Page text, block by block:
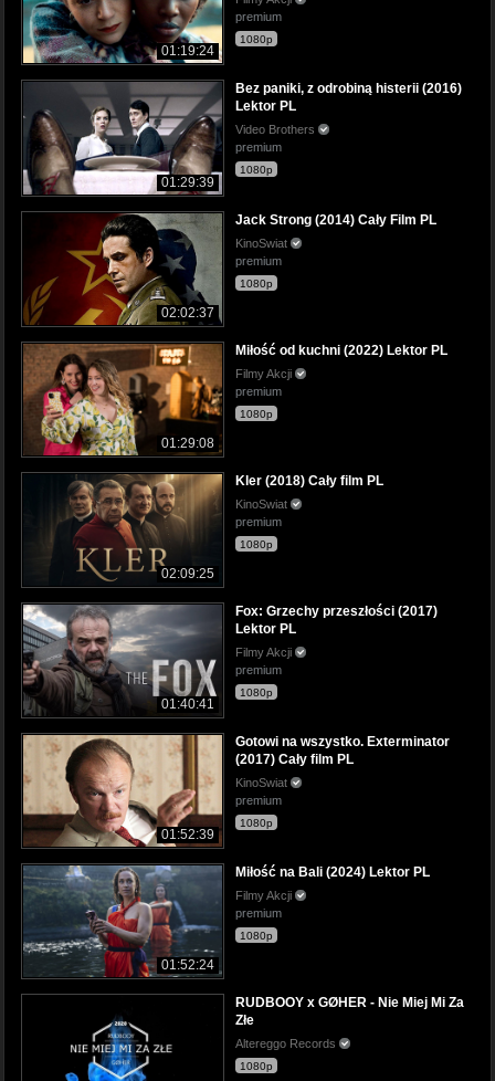
01:19:24
premium
1080p
01:29:39
Bez paniki, z odrobiną histerii (2016)
Lektor PL
Video Brothers
premium
1080p
02:02:37
Jack Strong (2014) Cały Film PL
KinoSwiat
premium
1080p
01:29:08
Miłość od kuchni (2022) Lektor PL
Filmy Akcji
premium
1080p
02:09:25
Kler (2018) Cały film PL
KinoSwiat
premium
1080p
01:40:41
Fox: Grzechy przeszłości (2017)
Lektor PL
Filmy Akcji
premium
1080p
01:52:39
Gotowi na wszystko. Exterminator
(2017) Cały film PL
KinoSwiat
premium
1080p
01:52:24
Miłość na Bali (2024) Lektor PL
Filmy Akcji
premium
1080p
RUDBOOY x GØHER - Nie Miej Mi Za
Złe
Altereggo Records
1080p